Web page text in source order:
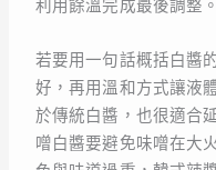
利用餘溫完成最後調整。
若要用一句話概括白醬
好，再用溫和方式讓液
於傳統白醬，也很適合
噌白醬要避免味噌在大